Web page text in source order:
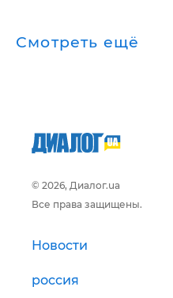
Смотреть ещё
© 2026, Диалог.ua
Все права защищены.
Новости
россия